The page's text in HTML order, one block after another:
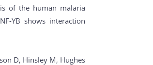
of the human malaria
YB shows interaction
D, Hinsley M, Hughes